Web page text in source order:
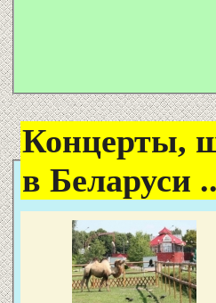
Концерты,
в Беларуси